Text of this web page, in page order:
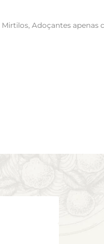
Mirtilos, Adoçantes apenas